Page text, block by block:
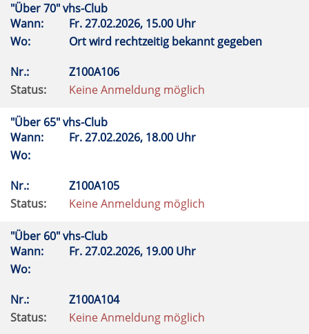
"Über 70" vhs-Club
Wann:
Fr.27.02.2026, 15.00 Uhr
Wo:
Ort wird rechtzeitig bekannt gegeben
Nr.:
Z100A106
Status:
Keine Anmeldung möglich
"Über 65" vhs-Club
Wann:
Fr.27.02.2026, 18.00 Uhr
Wo:
Nr.:
Z100A105
Status:
Keine Anmeldung möglich
"Über 60" vhs-Club
Wann:
Fr.27.02.2026, 19.00 Uhr
Wo:
Nr.:
Z100A104
Status:
Keine Anmeldung möglich